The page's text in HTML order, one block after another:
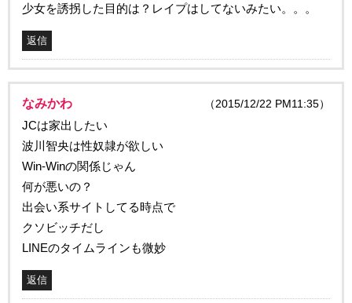
少女を誘拐した目的は？レイプはしてないみたい。。。
返信
なみかわ （2015/12/22 PM11:35）
JCは家出したい
波川智央は性奴隷が欲しい
Win-Winの関係じゃん
何が悪いの？
出会い系サイトしてる時点で
クソビッチだし
LINEのタイムラインも微妙
返信